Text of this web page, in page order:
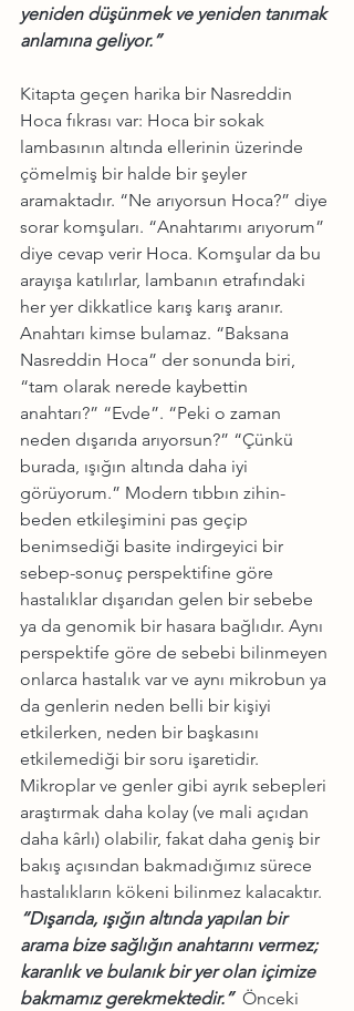
yeniden düşünmek ve yeniden tanımak
anlamına geliyor.”
Kitapta geçen harika bir Nasreddin
Hoca fıkrası var: Hoca bir sokak
lambasının altında ellerinin üzerinde
çömelmiş bir halde bir şeyler
aramaktadır. “Ne arıyorsun Hoca?” diye
sorar komşuları. “Anahtarımı arıyorum”
diye cevap verir Hoca. Komşular da bu
arayışa katılırlar, lambanın etrafındaki
her yer dikkatlice karış karış aranır.
Anahtarı kimse bulamaz. “Baksana
Nasreddin Hoca” der sonunda biri,
“tam olarak nerede kaybettin
anahtarı?” “Evde”. “Peki o zaman
neden dışarıda arıyorsun?” “Çünkü
burada, ışığın altında daha iyi
görüyorum.” Modern tıbbın zihin-
beden etkileşimini pas geçip
benimsediği basite indirgeyici bir
sebep-sonuç perspektifine göre
hastalıklar dışarıdan gelen bir sebebe
ya da genomik bir hasara bağlıdır. Aynı
perspektife göre de sebebi bilinmeyen
onlarca hastalık var ve aynı mikrobun ya
da genlerin neden belli bir kişiyi
etkilerken, neden bir başkasını
etkilemediği bir soru işaretidir.
Mikroplar ve genler gibi ayrık sebepleri
araştırmak daha kolay (ve mali açıdan
daha kârlı) olabilir, fakat daha geniş bir
bakış açısından bakmadığımız sürece
hastalıkların kökeni bilinmez kalacaktır.
“Dışarıda, ışığın altında yapılan bir
arama bize sağlığın anahtarını vermez;
karanlık ve bulanık bir yer olan içimize
bakmamız gerekmektedir.”
  Önceki